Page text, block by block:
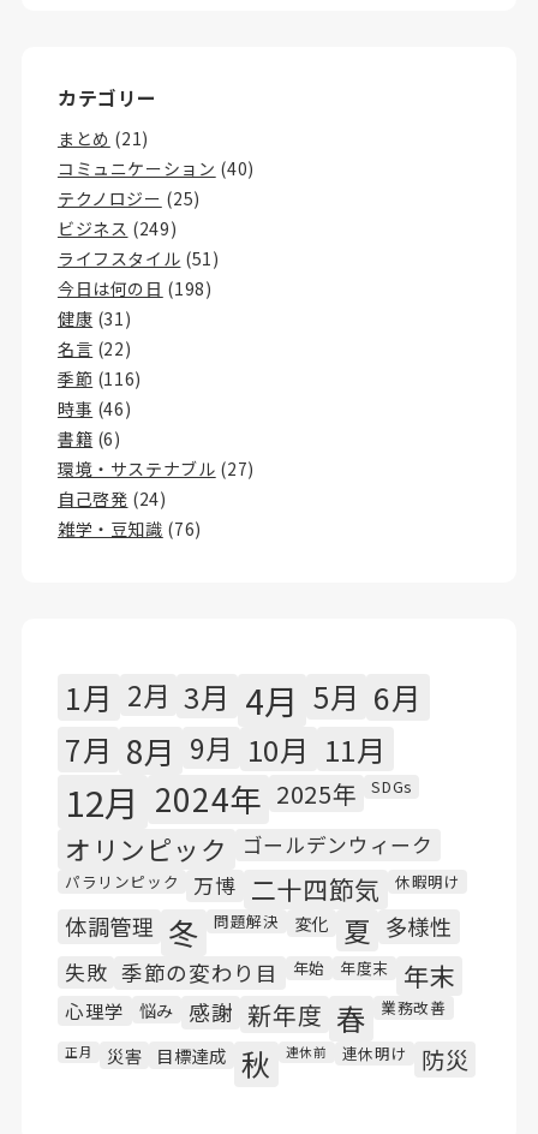
カテゴリー
まとめ (21)
コミュニケーション (40)
テクノロジー (25)
ビジネス (249)
ライフスタイル (51)
今日は何の日 (198)
健康 (31)
名言 (22)
季節 (116)
時事 (46)
書籍 (6)
環境・サステナブル (27)
自己啓発 (24)
雑学・豆知識 (76)
1月 2月 3月 4月 5月 6月
7月 8月 9月 10月 11月
12月 2024年 2025年 SDGs
オリンピック ゴールデンウィーク
パラリンピック 万博 二十四節気 休暇明け
体調管理 冬 問題解決 変化 夏 多様性
失敗 季節の変わり目 年始 年度末 年末
心理学 悩み 感謝 新年度 春 業務改善
正月 災害 目標達成 秋 連休前 連休明け 防災